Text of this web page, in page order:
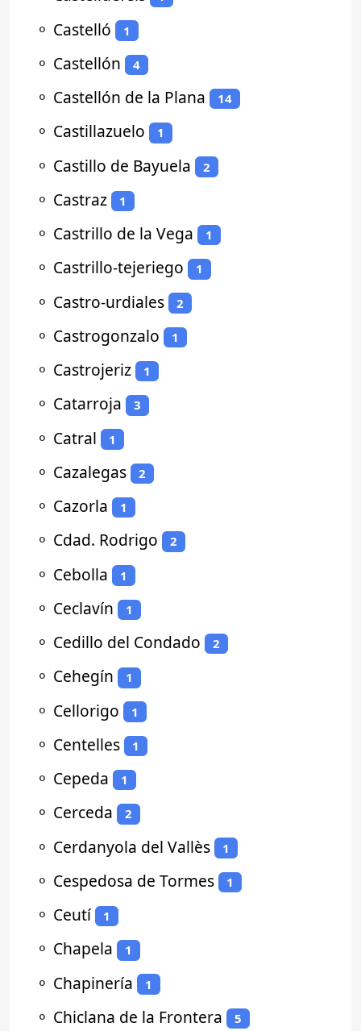
⚬ Castelló 1
⚬ Castellón 4
⚬ Castellón de la Plana 14
⚬ Castillazuelo 1
⚬ Castillo de Bayuela 2
⚬ Castraz 1
⚬ Castrillo de la Vega 1
⚬ Castrillo-tejeriego 1
⚬ Castro-urdiales 2
⚬ Castrogonzalo 1
⚬ Castrojeriz 1
⚬ Catarroja 3
⚬ Catral 1
⚬ Cazalegas 2
⚬ Cazorla 1
⚬ Cdad. Rodrigo 2
⚬ Cebolla 1
⚬ Ceclavín 1
⚬ Cedillo del Condado 2
⚬ Cehegín 1
⚬ Cellorigo 1
⚬ Centelles 1
⚬ Cepeda 1
⚬ Cerceda 2
⚬ Cerdanyola del Vallès 1
⚬ Cespedosa de Tormes 1
⚬ Ceutí 1
⚬ Chapela 1
⚬ Chapinería 1
⚬ Chiclana de la Frontera 5